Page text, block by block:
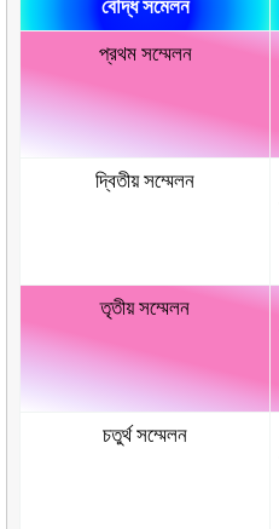
বৌদ্ধ সমেলন
প্রথম সম্মেলন
দ্বিতীয় সম্মেলন
তৃতীয় সম্মেলন
চতুর্থ সম্মেলন